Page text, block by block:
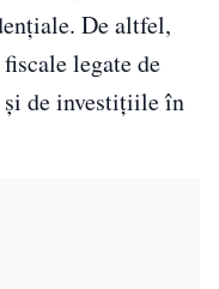
De altfel,
legate de
de investițiile în